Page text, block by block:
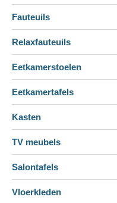
Fauteuils
Relaxfauteuils
Eetkamerstoelen
Eetkamertafels
Kasten
TV meubels
Salontafels
Vloerkleden